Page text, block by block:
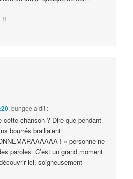
!!
,bungee a dit :
cette chanson ? Dire que pendant
bourrés braillaient
! » personne ne
paroles. C’est un grand moment
ici, soigneusement